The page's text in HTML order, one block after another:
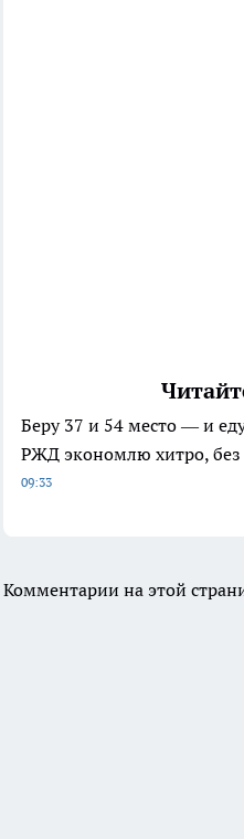
Беру 37 и 54 место — и
РЖД экономлю хитро, без
09:33
Комментарии на этой